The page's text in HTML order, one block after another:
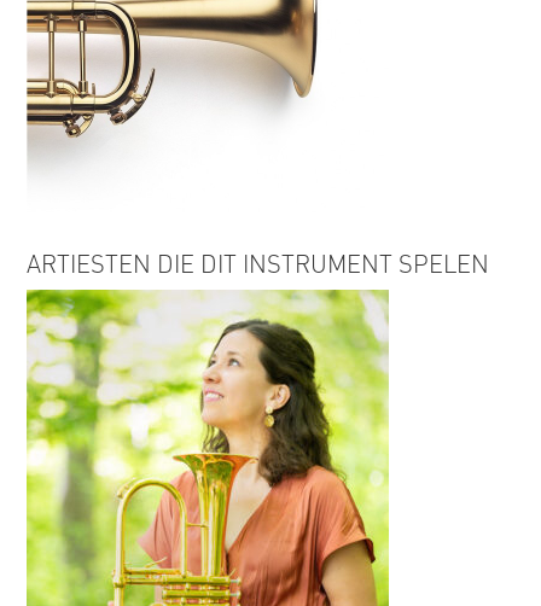
ARTIESTEN DIE DIT INSTRUMENT SPELEN